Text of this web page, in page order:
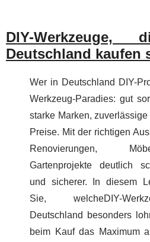
DIY-
Deutschland kaufen
Wer in Deutschland DIY-
Werkzeug-Paradies: gut
starke Marken,
Preise. Mit der richtigen
Renovierungen,
Gartenprojekte deutlich
und sicherer. In diesem
Sie, welcheDIY-
Deutschland besonders
beim Kauf das Maximum